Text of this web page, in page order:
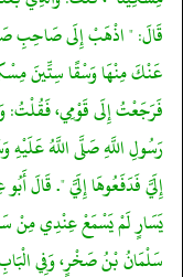
قَالَ: " اذْهَبْ إِلَى صَاحِبِ
عَنْكَ مِنْهَا وَسْقًا سِتِّينَ
فَرَجَعْتُ إِلَى قَوْمِي،
رَسُولِ اللَّهِ صَلَّى اللَّهُ عَلَيْهِ
إِلَيَّ فَدَفَعُوهَا إِلَيَّ ". قَالَ
يَسَارٍ لَمْ يَسْمَعْ عِنْدِي مِنْ
سَلْمَانُ بْنُ صَخْرٍ، وَفِي